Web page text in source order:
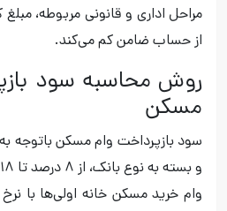
مراحل اداری و قانونی مربوطه،
از حساب ضامن کم می‌کند.
روش محاسبه سود
مسکن
سود بازپرداخت وام مسکن باتوجه
وام‌ خرید مسکن خانه اولی‌ها با